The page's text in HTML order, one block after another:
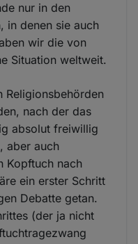
nur in den
in denen sie auch
wir die von
Situation weltweit.
Religionsbehörden
nach der das
absolut freiwillig
aber auch
Kopftuch nach
ein erster Schritt
Debatte getan.
(der ja nicht